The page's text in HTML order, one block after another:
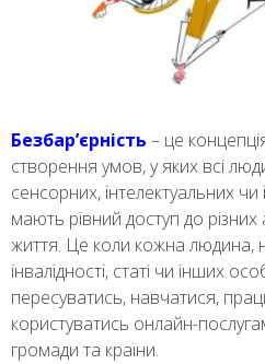
Безбар’єрність – це
створення умов, у яких всі
сенсорних, інтелектуальних
мають рівний доступ до різних
життя. Це коли кожна людина,
інвалідності, статі чи інших
пересуватись, навчатися,
користуватись онлайн-
громади та країни.